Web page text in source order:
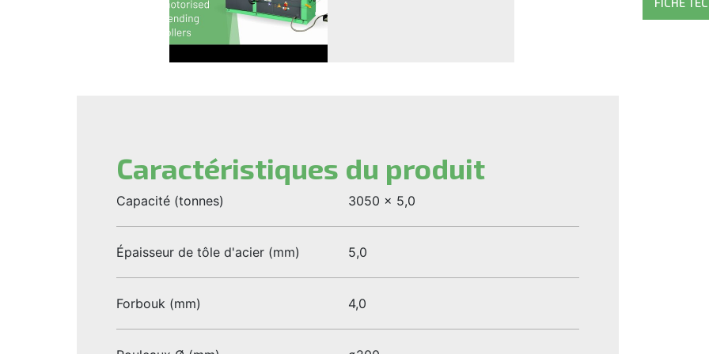
Caractéristiques du produit
Capacité (tonnes) 3050 x 5,0
Épaisseur de tôle d'acier (mm) 5,0
Forbouk (mm) 4,0